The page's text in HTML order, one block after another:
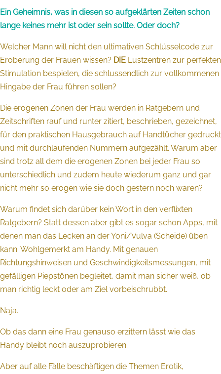
Ein Geheimnis, was in diesen so aufgeklärten Zeiten schon
lange keines mehr ist oder sein sollte. Oder doch?
Welcher Mann will nicht den ultimativen Schlüsselcode zur
Eroberung der Frauen wissen? DIE Lustzentren zur perfekten
Stimulation bespielen, die schlussendlich zur vollkommenen
Hingabe der Frau führen sollen?
Die erogenen Zonen der Frau werden in Ratgebern und
Zeitschriften rauf und runter zitiert, beschrieben, gezeichnet,
für den praktischen Hausgebrauch auf Handtücher gedruckt
und mit durchlaufenden Nummern aufgezählt. Warum aber
sind trotz all dem die erogenen Zonen bei jeder Frau so
unterschiedlich und zudem heute wiederum ganz und gar
nicht mehr so erogen wie sie doch gestern noch waren?
Warum findet sich darüber kein Wort in den verflixten
Ratgebern? Statt dessen aber gibt es sogar schon Apps, mit
denen man das Lecken an der Yoni/Vulva (Scheide) üben
kann. Wohlgemerkt am Handy. Mit genauen
Richtungshinweisen und Geschwindigkeitsmessungen, mit
gefälligen Piepstönen begleitet, damit man sicher weiß, ob
man richtig leckt oder am Ziel vorbeischrubbt.
Naja.
Ob das dann eine Frau genauso erzittern lässt wie das
Handy bleibt noch auszuprobieren.
Aber auf alle Fälle beschäftigen die Themen Erotik,